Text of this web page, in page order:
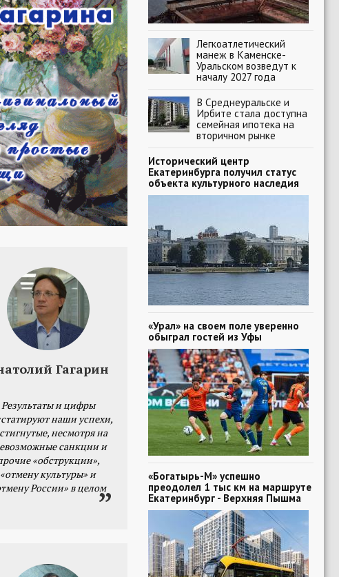
Гагарин
Результаты и цифры
наши успехи,
несмотря на
санкции и
«обструкции»,
«отмену культуры» и
России» в целом
Легкоатлетический
манеж в Каменске-
Уральском возведут к
началу 2027 года
В Среднеуральске и
Ирбите стала доступна
семейная ипотека на
вторичном рынке
Исторический центр
Екатеринбурга получил статус
объекта культурного наследия
«Урал» на своем поле уверенно
обыграл гостей из Уфы
«Богатырь-М» успешно
преодолел 1 тыс км на маршруте
Екатеринбург - Верхняя Пышма